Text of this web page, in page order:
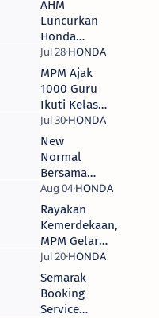
75 Jutaan
OTR Jakarta
AHM
Luncurkan
Honda
CBR250RR
SP Quick
Shifter,
Power
Tembus 41
MPM Ajak
1000 Guru
Ikuti Kelas
Online
Pembuatan
Video
Pembelajaran.
New
Normal
Bersama
Honda PCX,
Ada Diskon
Hingga
Jutaan
Rupiah
Rayakan
Kemerdekaan,
MPM Gelar
Photocontest
Honda Vario
Semarak
Booking
Service